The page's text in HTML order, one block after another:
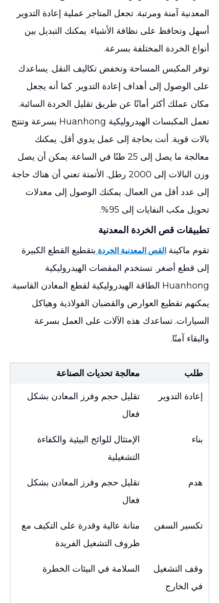
المعدنية آمنة ومرتبة. تجعل المتاجر عملية إعادة التدوير
أسهل وتحافظ على نظافة الأشياء. يمكنك التبديل بين
أنواع الخردة المختلفة بسرعة.
توفر المكبس المساحة وتخفض تكاليف النقل. يساعدك
على الوصول إلى أهداف إعادة التدوير. كما أنه يجعل
مكان عملك أكثر أمانًا عن طريق تقليل الخردة السائبة.
تعمل المكبسات الهيدروليكية Huanhong بسرعة وتنتج
بالات قوية. أنت بحاجة إلى عمل يدوي أقل. يمكنك
معالجة ما يصل إلى 25 طنًا في الساعة. يمكن أن يصل
وزن البالات إلى 2000 رطل. الأتمتة تعني أن هناك حاجة
إلى عدد أقل من العمال. يمكنك الوصول إلى معدلات
تحويل مكب النفايات إلى 95%.
تطبيقات قص الخردة المعدنية
تقوم ماكينة القص المعدنية الخردة بتقطيع القطع الكبيرة
إلى قطع أصغر. تستخدم المقصات الهيدروليكية
Huanhong الطاقة الهيدروليكية لقطع المعادن القاسية.
يمكنهم تقطيع العوارض والقضبان الفولاذية وهياكل
السيارات. تساعدك هذه الآلات على العمل بسرعة
والبقاء آمنًا.
طلب معالجة تحديات الصناعة
إعادة التدوير
تقليل حجم وفرز المعادن بشكل
فعال
بناء
الإمتثال للوائح البيئية والكفاءة
التشغيلية
هدم
تقليل حجم وفرز المعادن بشكل
فعال
تكسير السفن
متانة عالية وقدرة على التكيف مع
ظروف التشغيل الفريدة
وقف التشغيل
في الخارج
السلامة في البيئات الخطرة